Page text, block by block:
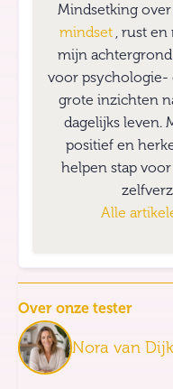
Mindsetking
mindset , rust en
mijn
voor psychologie-
grote inzichten
dagelijks leven.
positief en
helpen stap
Alle
Over onze tester
Nora van Dijk